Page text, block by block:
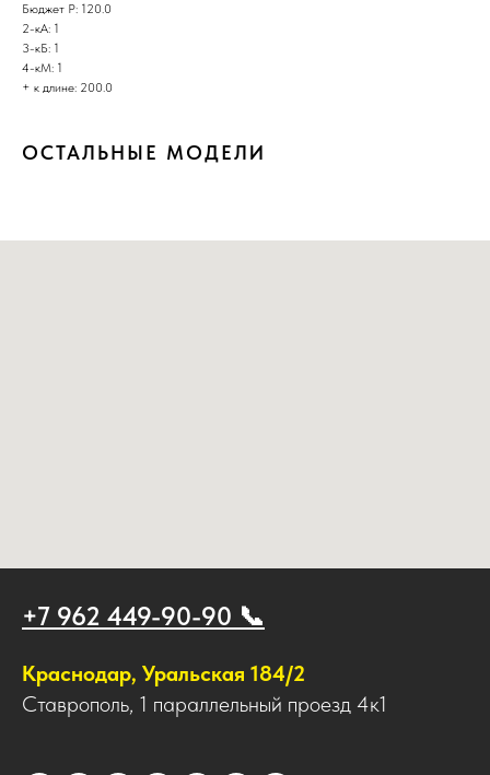
Бюджет Р: 120.0
2-кА: 1
3-кБ: 1
4-кМ: 1
+ к длине: 200.0
ОСТАЛЬНЫЕ МОДЕЛИ
+7 962 449-90-90 📞
Краснодар, Уральская 184/2
Ставрополь, 1 параллельный проезд 4к1